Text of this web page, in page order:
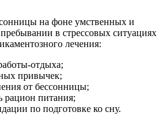
на фоне умственных и
в стрессовых ситуациях
лечения:
отдыха;
привычек;
от бессонницы;
рацион питания;
по подготовке ко сну.